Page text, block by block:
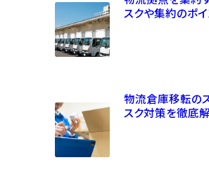
スクや集約のポイ
物流倉庫移転の
スク対策を徹底